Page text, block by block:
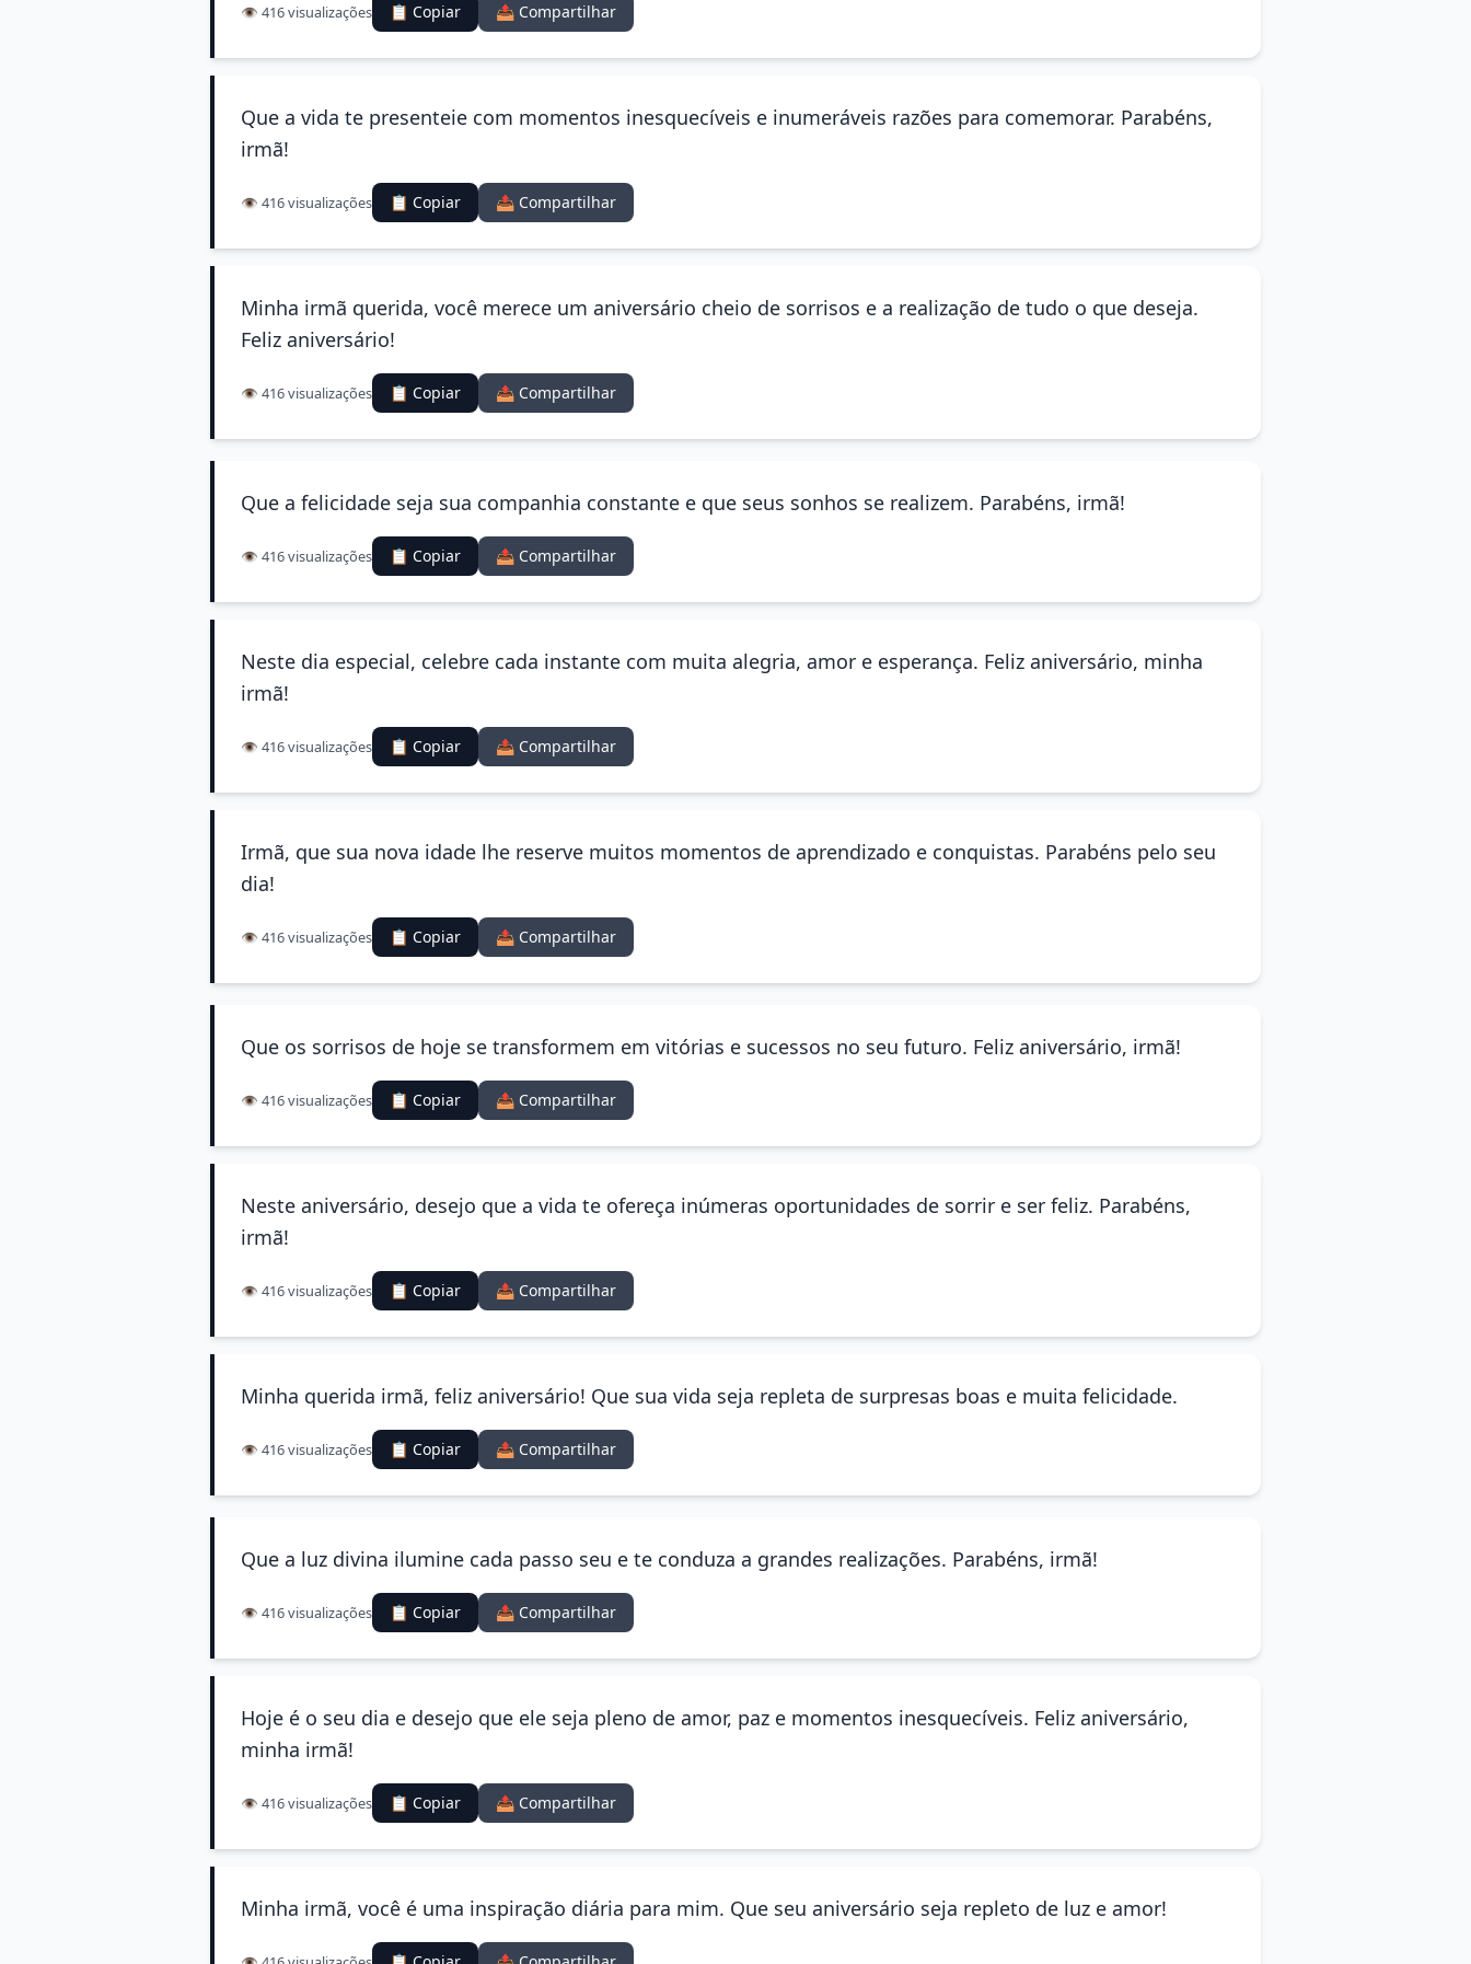
👁️ 416 visualizações 📋 Copiar 📤 Compartilhar
Que a vida te presenteie com momentos inesquecíveis e inumeráveis razões para comemorar. Parabéns,
irmã!
👁️ 416 visualizações 📋 Copiar 📤 Compartilhar
Minha irmã querida, você merece um aniversário cheio de sorrisos e a realização de tudo o que deseja.
Feliz aniversário!
👁️ 416 visualizações 📋 Copiar 📤 Compartilhar
Que a felicidade seja sua companhia constante e que seus sonhos se realizem. Parabéns, irmã!
👁️ 416 visualizações 📋 Copiar 📤 Compartilhar
Neste dia especial, celebre cada instante com muita alegria, amor e esperança. Feliz aniversário, minha
irmã!
👁️ 416 visualizações 📋 Copiar 📤 Compartilhar
Irmã, que sua nova idade lhe reserve muitos momentos de aprendizado e conquistas. Parabéns pelo seu
dia!
👁️ 416 visualizações 📋 Copiar 📤 Compartilhar
Que os sorrisos de hoje se transformem em vitórias e sucessos no seu futuro. Feliz aniversário, irmã!
👁️ 416 visualizações 📋 Copiar 📤 Compartilhar
Neste aniversário, desejo que a vida te ofereça inúmeras oportunidades de sorrir e ser feliz. Parabéns,
irmã!
👁️ 416 visualizações 📋 Copiar 📤 Compartilhar
Minha querida irmã, feliz aniversário! Que sua vida seja repleta de surpresas boas e muita felicidade.
👁️ 416 visualizações 📋 Copiar 📤 Compartilhar
Que a luz divina ilumine cada passo seu e te conduza a grandes realizações. Parabéns, irmã!
👁️ 416 visualizações 📋 Copiar 📤 Compartilhar
Hoje é o seu dia e desejo que ele seja pleno de amor, paz e momentos inesquecíveis. Feliz aniversário,
minha irmã!
👁️ 416 visualizações 📋 Copiar 📤 Compartilhar
Minha irmã, você é uma inspiração diária para mim. Que seu aniversário seja repleto de luz e amor!